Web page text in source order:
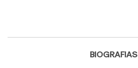
BIOGRAFIAS